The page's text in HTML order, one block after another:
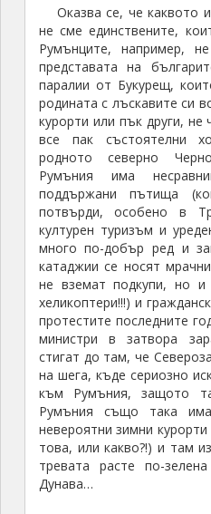
Оказва се, че каквото
не сме единствените,
Румънците, например,
представата на
паралии от Букурещ,
родината с лъскавите си
курорти или пък други,
все пак състоятелни
родното северно
Румъния има
поддържани пътища
потвърди, особено в
културен туризъм и
много по-добър ред и
катаджии се носят
не вземат подкупи, но и
хеликоптери!!!) и
протестите последните
министри в затвора
стигат до там, че
на шега, къде сериозно
към Румъния, защото
Румъния също така
невероятни зимни
това, или какво?!) и там
тревата расте по-
Дунава…